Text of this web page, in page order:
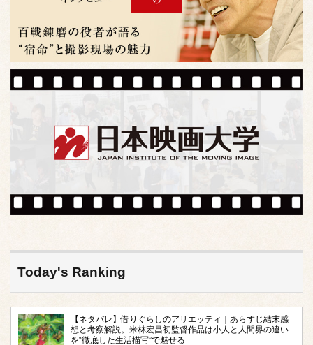
Today's Ranking
【ネタバレ】借りぐらしのアリエッティ｜あらすじ結末感
想と考察解説。米林宏昌初監督作品は小人と人間界の違い
を‟徹底した生活描写”で魅せる